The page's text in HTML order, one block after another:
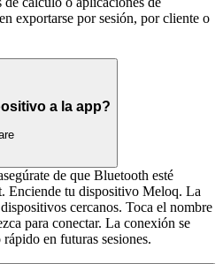
exportarse por sesión, por cliente o
a la app?
de que Bluetooth esté
Enciende tu dispositivo Meloq. La
cercanos. Toca el nombre
para conectar. La conexión se
en futuras sesiones.